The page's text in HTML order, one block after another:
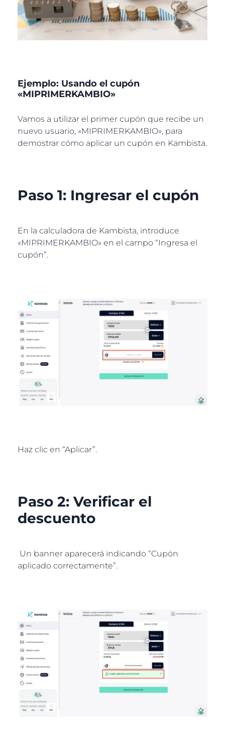
Ejemplo: Usando el cupón
«MIPRIMERKAMBIO»
Vamos a utilizar el primer cupón que recibe un
nuevo usuario, «MIPRIMERKAMBIO», para
demostrar cómo aplicar un cupón en Kambista.
Paso 1: Ingresar el cupón
En la calculadora de Kambista, introduce
«MIPRIMERKAMBIO» en el campo “Ingresa el
cupón”.
Haz clic en “Aplicar”.
Paso 2: Verificar el
descuento
Un banner aparecerá indicando “Cupón
aplicado correctamente”.